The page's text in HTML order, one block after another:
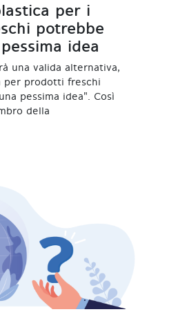
per i
potrebbe
idea
una valida alternativa,
per prodotti freschi
pessima idea". Così
della